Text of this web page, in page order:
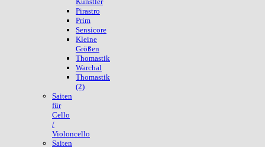
Pirastro
Prim
Sensicore
Kleine
Größen
Thomastik
Warchal
Thomastik
(2)
Saiten
für
Cello
/
Violoncello
Saiten